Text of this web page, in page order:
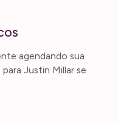
agendando sua
Justin Millar se